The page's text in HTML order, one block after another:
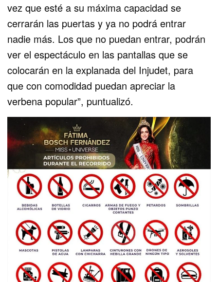
vez que esté a su máxima capacidad se
cerrarán las puertas y ya no podrá entrar
nadie más. Los que no puedan entrar, podrán
ver el espectáculo en las pantallas que se
colocarán en la explanada del Injudet, para
que con comodidad puedan apreciar la
verbena popular”, puntualizó.